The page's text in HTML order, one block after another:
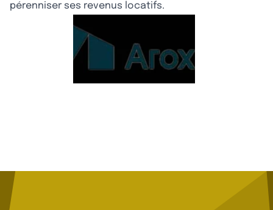
pérenniser ses revenus locatifs.